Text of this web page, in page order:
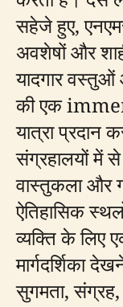
सहेजे हुए,
अवशेषों और
यादगार
की एक
यात्रा प्रदान
संग्रहालयों में
वास्तुकला और
ऐतिहासिक
व्यक्ति के लिए
मार्गदर्शिका
सुगमता,